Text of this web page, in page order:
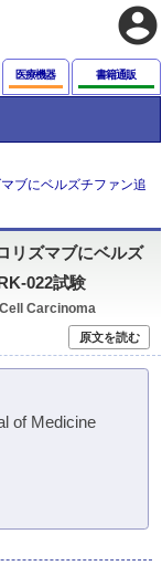
account_circle
医療機器 書籍通販
ブにベルズチファン追
リズマブにベルズ
022試験
Carcinoma
原文を読む
of Medicine